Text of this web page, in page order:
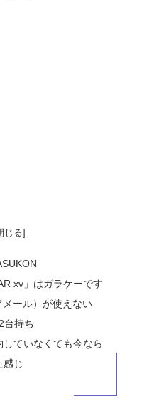
xv」はガラケーです
ール）が使えない
台持ち
していなくても今なら
感じ